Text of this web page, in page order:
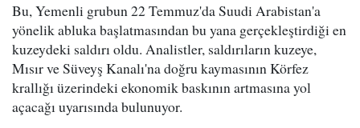
Bu, Yemenli grubun 22 Temmuz'da Suudi Arabistan'a
yönelik abluka başlatmasından bu yana gerçekleştirdiği en
kuzeydeki saldırı oldu. Analistler, saldırıların kuzeye,
Mısır ve Süveyş Kanalı'na doğru kaymasının Körfez
krallığı üzerindeki ekonomik baskının artmasına yol
açacağı uyarısında bulunuyor.